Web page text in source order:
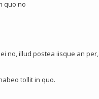
quo no
no, illud postea iisque an per,
tollit in quo.